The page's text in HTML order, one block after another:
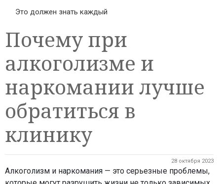
Это должен знать каждый
Почему при
алкоголизме и
наркомании лучше
обратиться в
клинику
28 октября 2023
Алкоголизм и наркомания — это серьезные проблемы,